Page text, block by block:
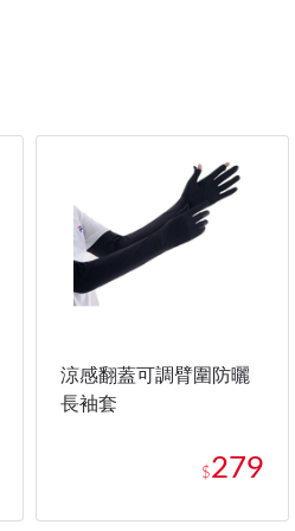
涼感翻蓋可調臂圍防曬
長袖套
$279